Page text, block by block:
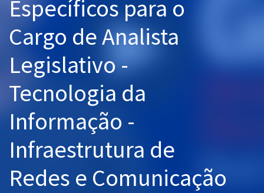
Questões grátis
Aprovados
Específicos para o
Cargo de Analista
Legislativo -
Tecnologia da
Informação -
Infraestrutura de
Redes e Comunicação